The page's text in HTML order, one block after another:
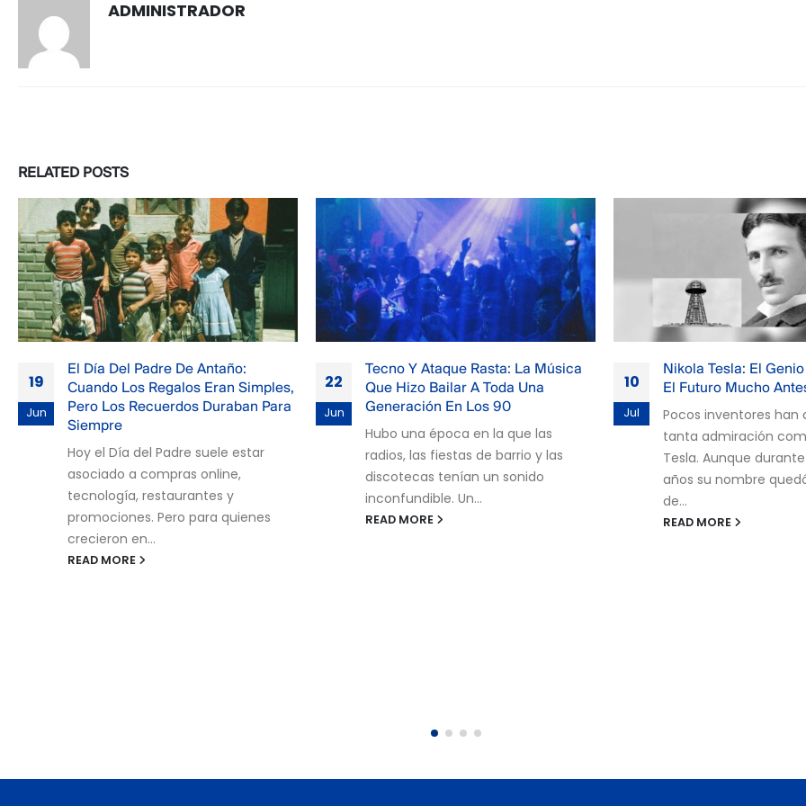
ADMINISTRADOR
RELATED POSTS
22
Jun
Tecno Y Ataque Rasta: La Música
Que Hizo Bailar A Toda Una
Generación En Los 90
Hubo una época en la que las
radios, las fiestas de barrio y las
discotecas tenían un sonido
inconfundible. Un...
READ MORE
10
Jul
Nikola Tesla: El Genio Que Imaginó
El Futuro Mucho Antes Que Todos
Pocos inventores han despertado
tanta admiración como Nikola
Tesla. Aunque durante muchos
años su nombre quedó a la sombra
de...
READ MORE
20
Oct
Colección Masters
Masters del Universo
estaba bastante
haber aceptado el
Wars. Trataron de
otras franquicias...
READ MORE